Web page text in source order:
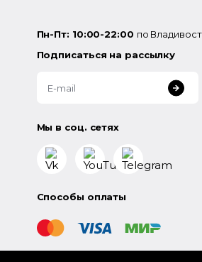
Пн-Пт: 10:00-22:00 по
Подписаться на рассылку
Мы в соц. сетях
Способы оплаты